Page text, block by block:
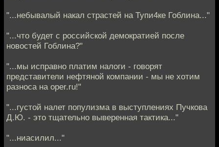
"...небывалый накал страстей на Тупи4ке Гоблина..."
"...что будет с российской демократией после
новостей Гоблина?"
"...мы исправно платим налоги - говорят
представители нефтяной компании - мы не хотим
разноса на oper.ru!"
"...густой налет популизма в выступлениях Пучкова
Д.Ю. - это тщательно выверенная тактика..."
"...ниасилил..."